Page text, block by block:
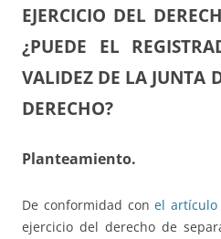
EJERCICIO DEL
¿PUEDE EL
VALIDEZ DE LA JUNTA
DERECHO?
Planteamiento.
De conformidad conel artículo
ejercicio del derecho de